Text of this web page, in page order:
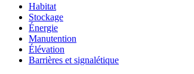
Habitat
Stockage
Énergie
Manutention
Élévation
Barrières et signalétique